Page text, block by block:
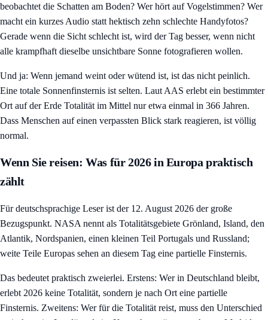
beobachtet die Schatten am Boden? Wer hört auf Vogelstimmen? Wer
macht ein kurzes Audio statt hektisch zehn schlechte Handyfotos?
Gerade wenn die Sicht schlecht ist, wird der Tag besser, wenn nicht
alle krampfhaft dieselbe unsichtbare Sonne fotografieren wollen.
Und ja: Wenn jemand weint oder wütend ist, ist das nicht peinlich.
Eine totale Sonnenfinsternis ist selten. Laut AAS erlebt ein bestimmter
Ort auf der Erde Totalität im Mittel nur etwa einmal in 366 Jahren.
Dass Menschen auf einen verpassten Blick stark reagieren, ist völlig
normal.
Wenn Sie reisen: Was für 2026 in Europa praktisch
zählt
Für deutschsprachige Leser ist der 12. August 2026 der große
Bezugspunkt. NASA nennt als Totalitätsgebiete Grönland, Island, den
Atlantik, Nordspanien, einen kleinen Teil Portugals und Russland;
weite Teile Europas sehen an diesem Tag eine partielle Finsternis.
Das bedeutet praktisch zweierlei. Erstens: Wer in Deutschland bleibt,
erlebt 2026 keine Totalität, sondern je nach Ort eine partielle
Finsternis. Zweitens: Wer für die Totalität reist, muss den Unterschied